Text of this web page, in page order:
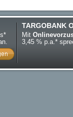
TARGOBANK
Mit
3,45 % p.a.*